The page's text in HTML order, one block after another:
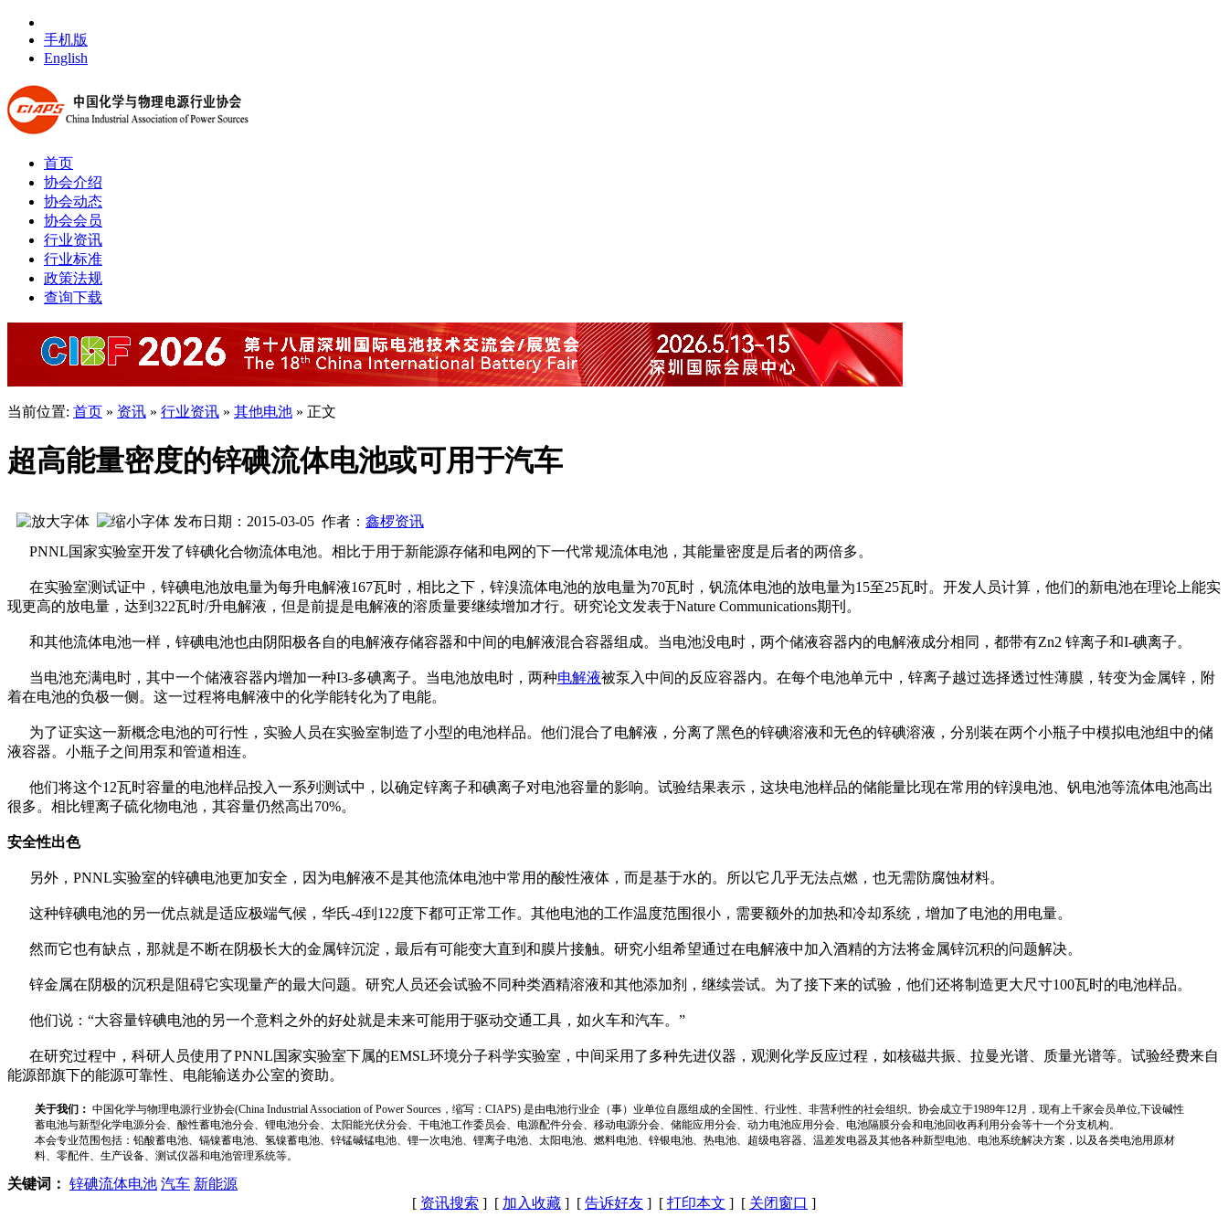
手机版
English
首页
协会介绍
协会动态
协会会员
行业资讯
行业标准
政策法规
查询下载
当前位置: 首页 » 资讯 » 行业资讯 » 其他电池 » 正文
超高能量密度的锌碘流体电池或可用于汽车
发布日期：2015-03-05 作者： 鑫椤资讯
PNNL国家实验室开发了锌碘化合物流体电池。相比于用于新能源存储和电网的下一代常规流体电池，其能量密度是后者的两倍多。
在实验室测试证中，锌碘电池放电量为每升电解液167瓦时，相比之下，锌溴流体电池的放电量为70瓦时，钒流体电池的放电量为15至25瓦时。开发人员计算，他们的新电池在理论上能实
现更高的放电量，达到322瓦时/升电解液，但是前提是电解液的溶质量要继续增加才行。研究论文发表于Nature Communications期刊。
和其他流体电池一样，锌碘电池也由阴阳极各自的电解液存储容器和中间的电解液混合容器组成。当电池没电时，两个储液容器内的电解液成分相同，都带有Zn2 锌离子和I-碘离子。
当电池充满电时，其中一个储液容器内增加一种I3-多碘离子。当电池放电时，两种电解液被泵入中间的反应容器内。在每个电池单元中，锌离子越过选择透过性薄膜，转变为金属锌，附
着在电池的负极一侧。这一过程将电解液中的化学能转化为了电能。
为了证实这一新概念电池的可行性，实验人员在实验室制造了小型的电池样品。他们混合了电解液，分离了黑色的锌碘溶液和无色的锌碘溶液，分别装在两个小瓶子中模拟电池组中的储
液容器。小瓶子之间用泵和管道相连。
他们将这个12瓦时容量的电池样品投入一系列测试中，以确定锌离子和碘离子对电池容量的影响。试验结果表示，这块电池样品的储能量比现在常用的锌溴电池、钒电池等流体电池高出
很多。相比锂离子硫化物电池，其容量仍然高出70%。
安全性出色
另外，PNNL实验室的锌碘电池更加安全，因为电解液不是其他流体电池中常用的酸性液体，而是基于水的。所以它几乎无法点燃，也无需防腐蚀材料。
这种锌碘电池的另一优点就是适应极端气候，华氏-4到122度下都可正常工作。其他电池的工作温度范围很小，需要额外的加热和冷却系统，增加了电池的用电量。
然而它也有缺点，那就是不断在阴极长大的金属锌沉淀，最后有可能变大直到和膜片接触。研究小组希望通过在电解液中加入酒精的方法将金属锌沉积的问题解决。
锌金属在阴极的沉积是阻碍它实现量产的最大问题。研究人员还会试验不同种类酒精溶液和其他添加剂，继续尝试。为了接下来的试验，他们还将制造更大尺寸100瓦时的电池样品。
他们说：“大容量锌碘电池的另一个意料之外的好处就是未来可能用于驱动交通工具，如火车和汽车。”
在研究过程中，科研人员使用了PNNL国家实验室下属的EMSL环境分子科学实验室，中间采用了多种先进仪器，观测化学反应过程，如核磁共振、拉曼光谱、质量光谱等。试验经费来自
能源部旗下的能源可靠性、电能输送办公室的资助。
关于我们： 中国化学与物理电源行业协会(China Industrial Association of Power Sources，缩写：CIAPS) 是由电池行业企（事）业单位自愿组成的全国性、行业性、非营利性的社会组织。协会成立于1989年12月，现有上千家会员单位,下设碱性
蓄电池与新型化学电源分会、酸性蓄电池分会、锂电池分会、太阳能光伏分会、干电池工作委员会、电源配件分会、移动电源分会、储能应用分会、动力电池应用分会、电池隔膜分会和电池回收再利用分会等十一个分支机构。
本会专业范围包括：铅酸蓄电池、镉镍蓄电池、氢镍蓄电池、锌锰碱锰电池、锂一次电池、锂离子电池、太阳电池、燃料电池、锌银电池、热电池、超级电容器、温差发电器及其他各种新型电池、电池系统解决方案，以及各类电池用原材
料、零配件、生产设备、测试仪器和电池管理系统等。
关键词： 锌碘流体电池 汽车 新能源
[ 资讯搜索 ] [ 加入收藏 ] [ 告诉好友 ] [ 打印本文 ] [ 关闭窗口 ]